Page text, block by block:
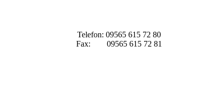
Telefon: 09565 615 72 80
Fax: 09565 615 72 81